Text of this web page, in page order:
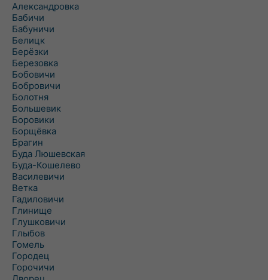
Александровка
Бабичи
Бабуничи
Белицк
Берёзки
Березовка
Бобовичи
Бобровичи
Болотня
Большевик
Боровики
Борщёвка
Брагин
Буда Люшевская
Буда-Кошелево
Василевичи
Ветка
Гадиловичи
Глинище
Глушковичи
Глыбов
Гомель
Городец
Горочичи